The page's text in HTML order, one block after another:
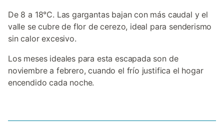
De 8 a 18°C. Las gargantas bajan con más caudal y el
valle se cubre de flor de cerezo, ideal para senderismo
sin calor excesivo.
Los meses ideales para esta escapada son de
noviembre a febrero, cuando el frío justifica el hogar
encendido cada noche.